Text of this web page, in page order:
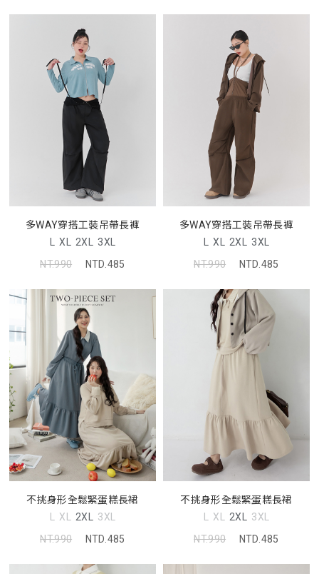
多WAY穿搭工裝吊帶長褲
L XL 2XL 3XL
NT.990
NTD.485
多WAY穿搭工裝吊帶長褲
L XL 2XL 3XL
NT.990
NTD.485
不挑身形全鬆緊蛋糕長裙
L XL 2XL 3XL
NT.990
NTD.485
不挑身形全鬆緊蛋糕長裙
L XL 2XL 3XL
NT.990
NTD.485